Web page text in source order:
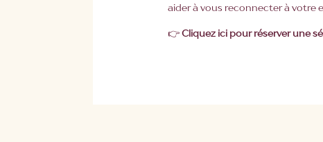
aider à vous reconnecter à votre
👉Cliquez icipour réserver une